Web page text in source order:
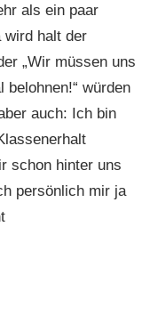
als ein paar
wird halt der
„Wir müssen uns
würden
auch: Ich bin
schon hinter uns
persönlich mir ja